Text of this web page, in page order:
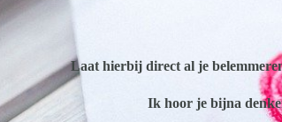
Laat hierbij direct al je
Ik hoor je bijna